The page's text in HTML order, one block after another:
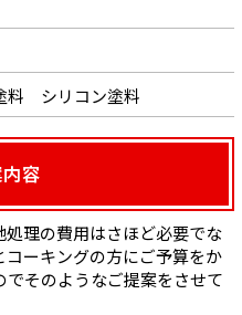
料 シリコン塗料
容
理の費用はさほど必要でな
ーキングの方にご予算をか
そのようなご提案をさせて